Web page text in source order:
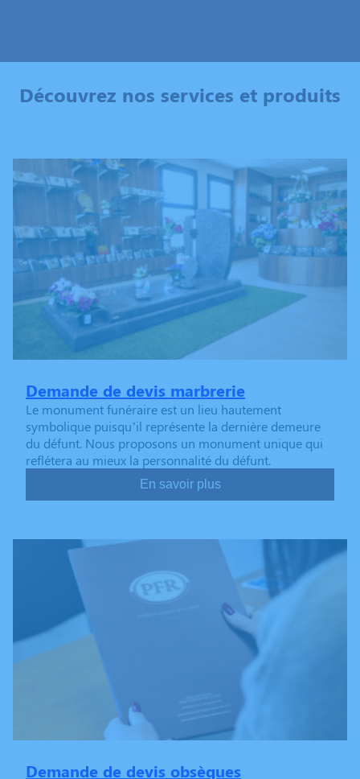
Découvrez nos services et produits
Demande de devis marbrerie
Le monument funéraire est un lieu hautement
symbolique puisqu’il représente la dernière demeure
du défunt. Nous proposons un monument unique qui
reflétera au mieux la personnalité du défunt.
En savoir plus
Demande de devis obsèques